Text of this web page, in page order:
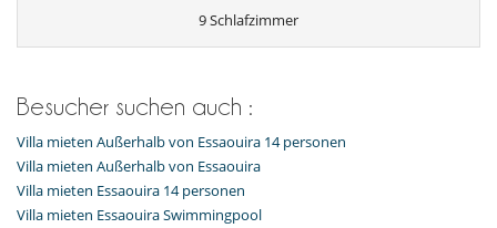
9 Schlafzimmer
Besucher suchen auch :
Villa mieten Außerhalb von Essaouira 14 personen
Villa mieten Außerhalb von Essaouira
Villa mieten Essaouira 14 personen
Villa mieten Essaouira Swimmingpool